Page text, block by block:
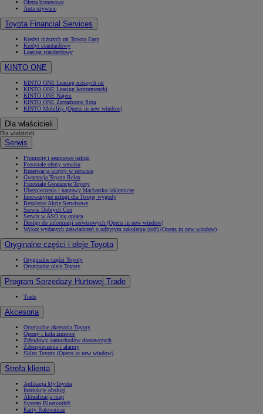
Oferta biznesowa
Auta używane
Toyota Financial Services
Kredyt niższych rat Toyota Easy
Kredyt standardowy
Leasing standardowy
KINTO ONE
KINTO ONE Leasing niższych rat
KINTO ONE Leasing konsumencki
KINTO ONE Najem
KINTO ONE Zarządzanie flotą
KINTO Mobility (Opens in new window)
Dla właścicieli
Dla właścicieli
Serwis
Promocje i sezonowe usługi
Pozostałe oferty serwisu
Rezerwacja wizyty w serwisie
Gwarancja Toyota Relax
Pozostałe Gwarancje Toyoty
Ubezpieczenia i naprawy blacharsko-lakiernicze
Innowacyjne usługi dla Twojej wygody
Bezpłatne Akcje Serwisowe
Serwis Dobrych Cen
Serwis w ASO się opłaca
Dostęp do informacji serwisowych (Opens in new window)
Wykaz wydanych zaświadczeń o odbytym szkoleniu (pdf) (Opens in new window)
Oryginalne części i oleje Toyota
Oryginalne części Toyoty
Oryginalne oleje Toyoty
Program Sprzedaży Hurtowej Trade
Trade
Akcesoria
Oryginalne akcesoria Toyoty
Opony i koła zimowe
Zabudowy samochodów dostawczych
Zabezpieczenia i alarmy
Sklep Toyoty (Opens in new window)
Strefa klienta
Aplikacja MyToyota
Instrukcje obsługi
Aktualizacja map
System Bluetooth®
Karty Ratownicze